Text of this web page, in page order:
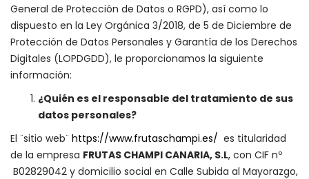
General de Protección de Datos o RGPD), así como lo
dispuesto en la Ley Orgánica 3/2018, de 5 de Diciembre de
Protección de Datos Personales y Garantía de los Derechos
Digitales (LOPDGDD), le proporcionamos la siguiente
información:
¿Quién es el responsable del tratamiento de sus
datos personales?
El ¨sitio web¨ https://www.frutaschampi.es/ es titularidad
de la empresa FRUTAS CHAMPI CANARIA, S.L, con CIF nº
B02829042 y domicilio social en Calle Subida al Mayorazgo,